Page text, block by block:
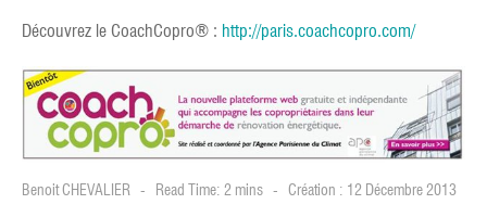
Découvrez le CoachCopro® : http://paris.coachcopro.com/
Benoit CHEVALIER Read Time: 2 mins Création : 12 Décembre 2013